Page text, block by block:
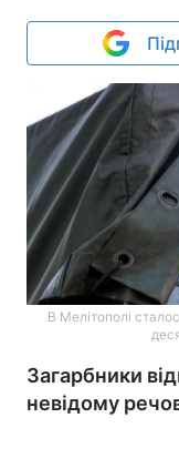
В Мелітополі
Загарбники
невідому